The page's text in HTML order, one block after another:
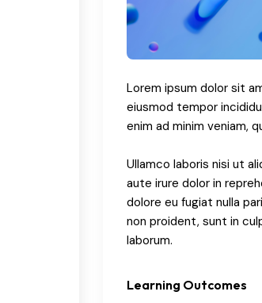
Lorem ipsum dolor sit
eiusmod tempor
enim ad minim veniam,
Ullamco laboris nisi ut
aute irure dolor in
dolore eu fugiat nulla
non proident, sunt in
laborum.
Learning Outcomes